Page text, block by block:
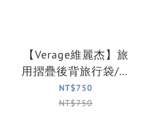
【Verage維麗杰】旅
用摺疊後背旅行袋/摺
疊袋/衣物袋/旅行收納
袋(2色可選)
NT$750
NT$750